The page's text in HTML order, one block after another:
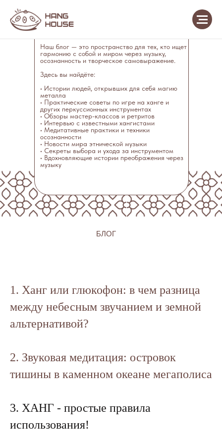
Добро пожаловать в мир медитативных звуков и
Наш блог — это пространство для тех, кто ищет
гармонию с собой и миром через музыку,
осознанность и творческое самовыражение.
Здесь вы найдёте:
• Истории людей, открывших для себя магию
металла
• Практические советы по игре на ханге и
других перкуссионных инструментах
• Обзоры мастер-классов и ретритов
• Интервью с известными хангистами
• Медитативные практики и техники
осознанности
• Новости мира этнической музыки
• Секреты выбора и ухода за инструментом
• Вдохновляющие истории преображения через
музыку
БЛОГ
1. Ханг или глюкофон: в чем разница
между небесным звучанием и земной
альтернативой?
2. Звуковая медитация: островок
тишины в каменном океане мегаполиса
3. ХАНГ - простые правила
использования!